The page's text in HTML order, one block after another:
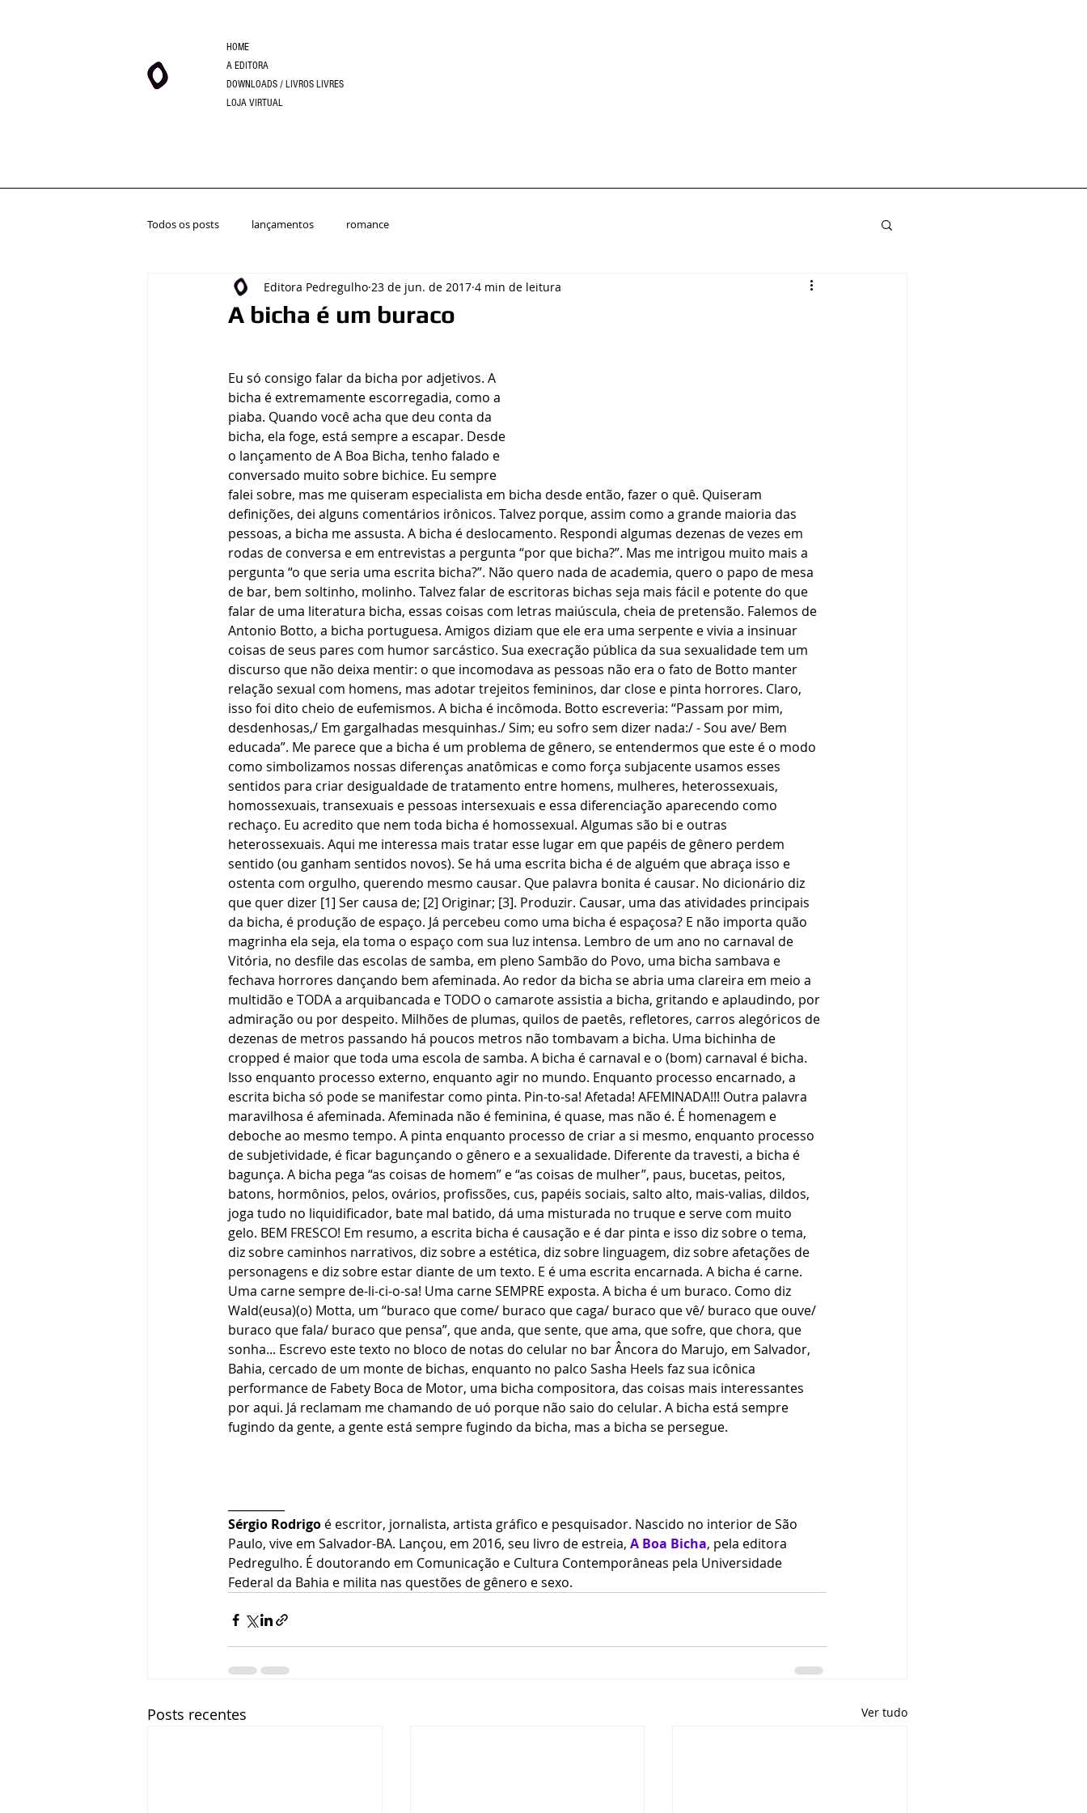
HOME
A EDITORA
DOWNLOADS / LIVROS LIVRES
LOJA VIRTUAL
Todos os posts lançamentos romance
A bicha é um buraco
Editora Pedregulho 23 de jun. de 2017 4 min de leitura
Eu só consigo falar da bicha por adjetivos. A
bicha é extremamente escorregadia, como a
piaba. Quando você acha que deu conta da
bicha, ela foge, está sempre a escapar. Desde
o lançamento de A Boa Bicha, tenho falado e
conversado muito sobre bichice. Eu sempre
falei sobre, mas me quiseram especialista em bicha desde então, fazer o quê. Quiseram
definições, dei alguns comentários irônicos. Talvez porque, assim como a grande maioria das
pessoas, a bicha me assusta. A bicha é deslocamento. Respondi algumas dezenas de vezes em
rodas de conversa e em entrevistas a pergunta “por que bicha?”. Mas me intrigou muito mais a
pergunta “o que seria uma escrita bicha?”. Não quero nada de academia, quero o papo de mesa
de bar, bem soltinho, molinho. Talvez falar de escritoras bichas seja mais fácil e potente do que
falar de uma literatura bicha, essas coisas com letras maiúscula, cheia de pretensão. Falemos de
Antonio Botto, a bicha portuguesa. Amigos diziam que ele era uma serpente e vivia a insinuar
coisas de seus pares com humor sarcástico. Sua execração pública da sua sexualidade tem um
discurso que não deixa mentir: o que incomodava as pessoas não era o fato de Botto manter
relação sexual com homens, mas adotar trejeitos femininos, dar close e pinta horrores. Claro,
isso foi dito cheio de eufemismos. A bicha é incômoda. Botto escreveria: “Passam por mim,
desdenhosas,/ Em gargalhadas mesquinhas./ Sim; eu sofro sem dizer nada:/ - Sou ave/ Bem
educada”. Me parece que a bicha é um problema de gênero, se entendermos que este é o modo
como simbolizamos nossas diferenças anatômicas e como força subjacente usamos esses
sentidos para criar desigualdade de tratamento entre homens, mulheres, heterossexuais,
homossexuais, transexuais e pessoas intersexuais e essa diferenciação aparecendo como
rechaço. Eu acredito que nem toda bicha é homossexual. Algumas são bi e outras
heterossexuais. Aqui me interessa mais tratar esse lugar em que papéis de gênero perdem
sentido (ou ganham sentidos novos). Se há uma escrita bicha é de alguém que abraça isso e
ostenta com orgulho, querendo mesmo causar. Que palavra bonita é causar. No dicionário diz
que quer dizer [1] Ser causa de; [2] Originar; [3]. Produzir. Causar, uma das atividades principais
da bicha, é produção de espaço. Já percebeu como uma bicha é espaçosa? E não importa quão
magrinha ela seja, ela toma o espaço com sua luz intensa. Lembro de um ano no carnaval de
Vitória, no desfile das escolas de samba, em pleno Sambão do Povo, uma bicha sambava e
fechava horrores dançando bem afeminada. Ao redor da bicha se abria uma clareira em meio a
multidão e TODA a arquibancada e TODO o camarote assistia a bicha, gritando e aplaudindo, por
admiração ou por despeito. Milhões de plumas, quilos de paetês, refletores, carros alegóricos de
dezenas de metros passando há poucos metros não tombavam a bicha. Uma bichinha de
cropped é maior que toda uma escola de samba. A bicha é carnaval e o (bom) carnaval é bicha.
Isso enquanto processo externo, enquanto agir no mundo. Enquanto processo encarnado, a
escrita bicha só pode se manifestar como pinta. Pin-to-sa! Afetada! AFEMINADA!!! Outra palavra
maravilhosa é afeminada. Afeminada não é feminina, é quase, mas não é. É homenagem e
deboche ao mesmo tempo. A pinta enquanto processo de criar a si mesmo, enquanto processo
de subjetividade, é ficar bagunçando o gênero e a sexualidade. Diferente da travesti, a bicha é
bagunça. A bicha pega “as coisas de homem” e “as coisas de mulher”, paus, bucetas, peitos,
batons, hormônios, pelos, ovários, profissões, cus, papéis sociais, salto alto, mais-valias, dildos,
joga tudo no liquidificador, bate mal batido, dá uma misturada no truque e serve com muito
gelo. BEM FRESCO! Em resumo, a escrita bicha é causação e é dar pinta e isso diz sobre o tema,
diz sobre caminhos narrativos, diz sobre a estética, diz sobre linguagem, diz sobre afetações de
personagens e diz sobre estar diante de um texto. E é uma escrita encarnada. A bicha é carne.
Uma carne sempre de-li-ci-o-sa! Uma carne SEMPRE exposta. A bicha é um buraco. Como diz
Wald(eusa)(o) Motta, um “buraco que come/ buraco que caga/ buraco que vê/ buraco que ouve/
buraco que fala/ buraco que pensa”, que anda, que sente, que ama, que sofre, que chora, que
sonha... Escrevo este texto no bloco de notas do celular no bar Âncora do Marujo, em Salvador,
Bahia, cercado de um monte de bichas, enquanto no palco Sasha Heels faz sua icônica
performance de Fabety Boca de Motor, uma bicha compositora, das coisas mais interessantes
por aqui. Já reclamam me chamando de uó porque não saio do celular. A bicha está sempre
fugindo da gente, a gente está sempre fugindo da bicha, mas a bicha se persegue.
Sérgio Rodrigo é escritor, jornalista, artista gráfico e pesquisador. Nascido no interior de São
Paulo, vive em Salvador-BA. Lançou, em 2016, seu livro de estreia, A Boa Bicha, pela editora
Pedregulho. É doutorando em Comunicação e Cultura Contemporâneas pela Universidade
Federal da Bahia e milita nas questões de gênero e sexo.
Posts recentes Ver tudo